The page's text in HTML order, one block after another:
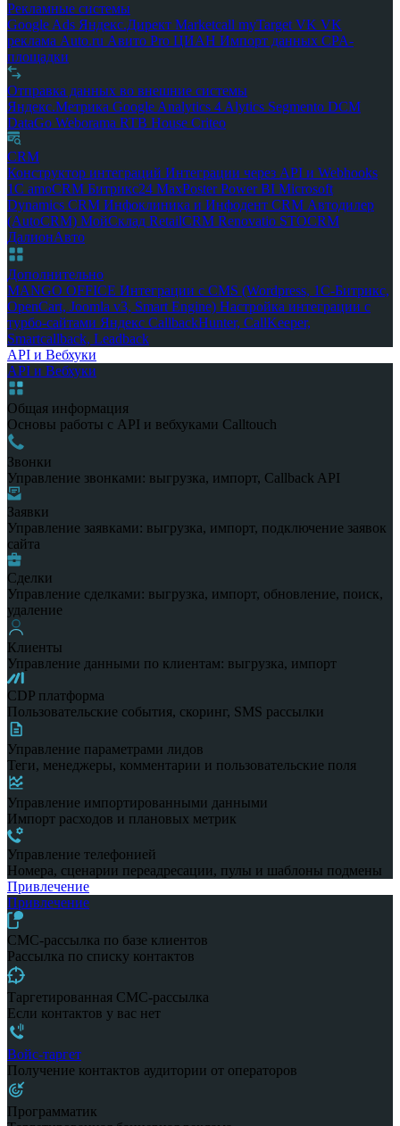
Рекламные системы
Google Ads Яндекс.Директ Marketcall myTarget VK VK
реклама Auto.ru Авито Pro ЦИАН Импорт данных CPA-
площадки
Отправка данных во внешние системы
Яндекс.Метрика Google Analytics 4 Alytics Segmento DCM
DataGo Weborama RTB House Criteo
CRM
Конструктор интеграций Интеграции через API и Webhooks
1С amoCRM Битрикс24 MaxPosterPower BI Microsoft
Dynamics CRM Инфоклиника и Инфодент CRM Автодилер
(AutoCRM) МойСклад RetailCRM Renovatio STOCRM
ДалионАвто
Дополнительно
MANGO OFFICE Интеграции с CMS (Wordpress, 1С-Битрикс,
OpenCart, Joomla v3, Smart Engine) Настройка интеграции с
турбо-сайтами Яндекс CallbackHunter, CallKeeper,
Smartcallback, Leadback
API и Вебхуки
API и Вебхуки
Общая информация
Основы работы с API и вебхуками Calltouch
Звонки
Управление звонками: выгрузка, импорт, Callback API
Заявки
Управление заявками: выгрузка, импорт, подключение заявок
сайта
Сделки
Управление сделками: выгрузка, импорт, обновление, поиск,
удаление
Клиенты
Управление данными по клиентам: выгрузка, импорт
CDP платформа
Пользовательские события, скоринг, SMS рассылки
Управление параметрами лидов
Теги, менеджеры, комментарии и пользовательские поля
Управление импортированными данными
Импорт расходов и плановых метрик
Управление телефонией
Номера, сценарии переадресации, пулы и шаблоны подмены
Привлечение
Привлечение
СМС-рассылка по базе клиентов
Рассылка по списку контактов
Таргетированная СМС-рассылка
Если контактов у вас нет
Войс-таргет
Получение контактов аудитории от операторов
Программатик